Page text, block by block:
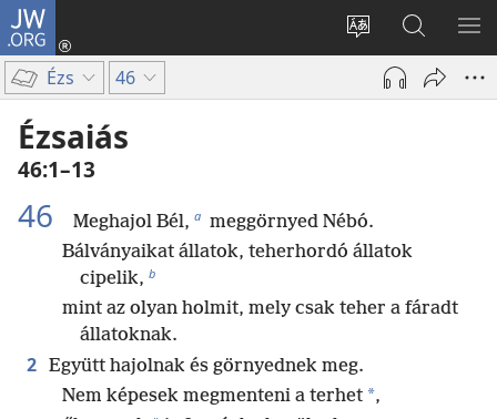
JW.ORG
Oldal
nyelvének
megváltoztatása
Bejelentkezés
(opens
window)
Keresés
a jw.org
honlapon
Ézs 46
Ézsaiás
46:1–13
46 Meghajol Bél, a meggörnyed Nébó.
Bálványaikat állatok, teherhordó állatok
cipelik, b
mint az olyan holmit, mely csak teher a fáradt
állatoknak.
2 Együtt hajolnak és görnyednek meg.
Nem képesek megmenteni a terhet *,